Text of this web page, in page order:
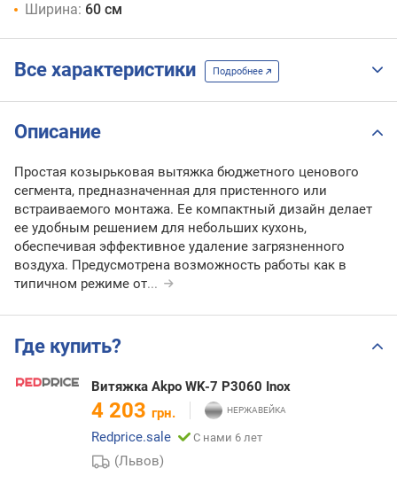
Ширина: 60 см
Все характеристики Подробнее
Описание
Простая козырьковая вытяжка бюджетного ценового
сегмента, предназначенная для пристенного или
встраиваемого монтажа. Ее компактный дизайн делает
ее удобным решением для небольших кухонь,
обеспечивая эффективное удаление загрязненного
воздуха. Предусмотрена возможность работы как в
типичном режиме от...
Где купить?
Витяжка Akpo WK-7 P3060 Inox
4 203 грн.
Redprice.sale
С нами 6 лет
(Львов)